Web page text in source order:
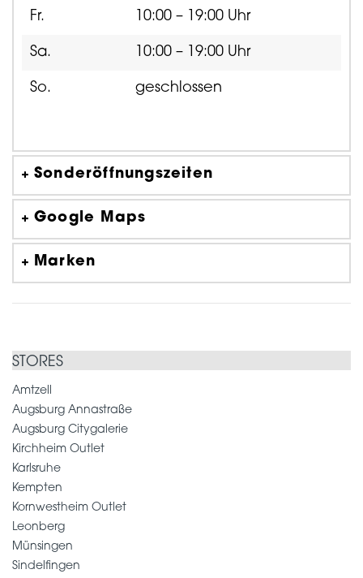
Fr. 10:00 – 19:00 Uhr
Sa. 10:00 – 19:00 Uhr
So. geschlossen
Sonderöffnungszeiten
Google Maps
Marken
STORES
Amtzell
Augsburg Annastraße
Augsburg Citygalerie
Kirchheim Outlet
Karlsruhe
Kempten
Kornwestheim Outlet
Leonberg
Münsingen
Sindelfingen